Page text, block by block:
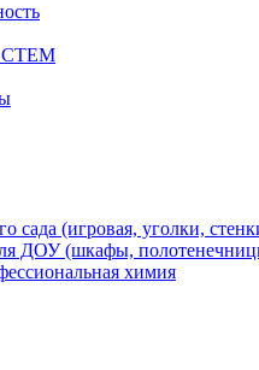
СТЕМ
сада (игровая, уголки,
ДОУ (шкафы,
химия